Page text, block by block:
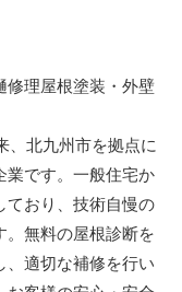
修理屋根塗装・外壁
、北九州市を拠点に
業です。一般住宅か
ており、技術自慢の
。無料の屋根診断を
、適切な補修を行い